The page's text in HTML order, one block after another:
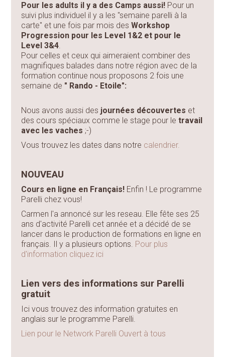
Pour les adults il y a des Camps aussi! Pour un
suivi plus individuel il y a les "semaine parelli à la
carte" et une fois par mois desWorkshop
Progression pour les Level 1&2 et pour le
Level 3&4.
Pour celles et ceux qui aimeraient combiner des
magnifiques balades dans notre région avec de la
formation continue nous proposons 2 fois une
semaine de " Rando - Etoile":
Nous avons aussi des journées découvertes et
des cours spéciaux comme le stage pour letravail
avec les vaches ;-)
Vous trouvez les dates dans notre calendrier.
NOUVEAU
Cours en ligne en Français! Enfin ! Le programme
Parelli chez vous!
Carmen l'a annoncé sur les reseau. Elle fête ses 25
ans d'activité Parelli cet année et a décidé de se
lancer dans le production de formations en ligne en
français. Il y a plusieurs options. Pour plus
d'information cliquez ici
Lien vers des informations sur Parelli
gratuit
Ici vous trouvez des information gratuites en
anglais sur le programme Parelli.
Lien pour le Network Parelli Ouvert à tous